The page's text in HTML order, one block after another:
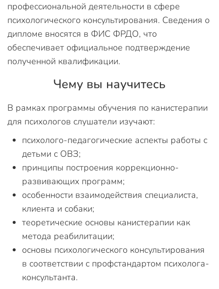
профессиональной деятельности в сфере
психологического консультирования. Сведения о
дипломе вносятся в ФИС ФРДО, что
обеспечивает официальное подтверждение
полученной квалификации.
Чему вы научитесь
В рамках программы обучения по канистерапии
для психологов слушатели изучают:
психолого-педагогические аспекты работы с
детьми с ОВЗ;
принципы построения коррекционно-
развивающих программ;
особенности взаимодействия специалиста,
клиента и собаки;
теоретические основы канистерапии как
метода реабилитации;
основы психологического консультирования
в соответствии с профстандартом психолога-
консультанта.